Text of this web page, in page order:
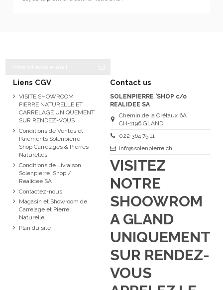
Liens CGV
VISITE SHOWROOM
PIERRE NATURELLE ET
CARRELAGE UNIQUEMENT
SUR RENDEZ-VOUS
Conditions de Ventes et
Paiements Solenpierre
Shop Carrelages & Pierres
Naturelles
Conditions de Livraison
Solenpierre 'Shop /
Realidee SA
Contactez-nous
Magasin et Showroom de
Carrelage et Pierre
Naturelle
Plan du site
Contact us
SOLENPIERRE 'SHOP c/o
REALIDEE SA
Chemin de la Crétaux 6A
CH-1196 GLAND
022 364 75 11
info@solenpierre.ch
VISITEZ
NOTRE
SHOOWROM
A GLAND
UNIQUEMENT
SUR RENDEZ-
VOUS